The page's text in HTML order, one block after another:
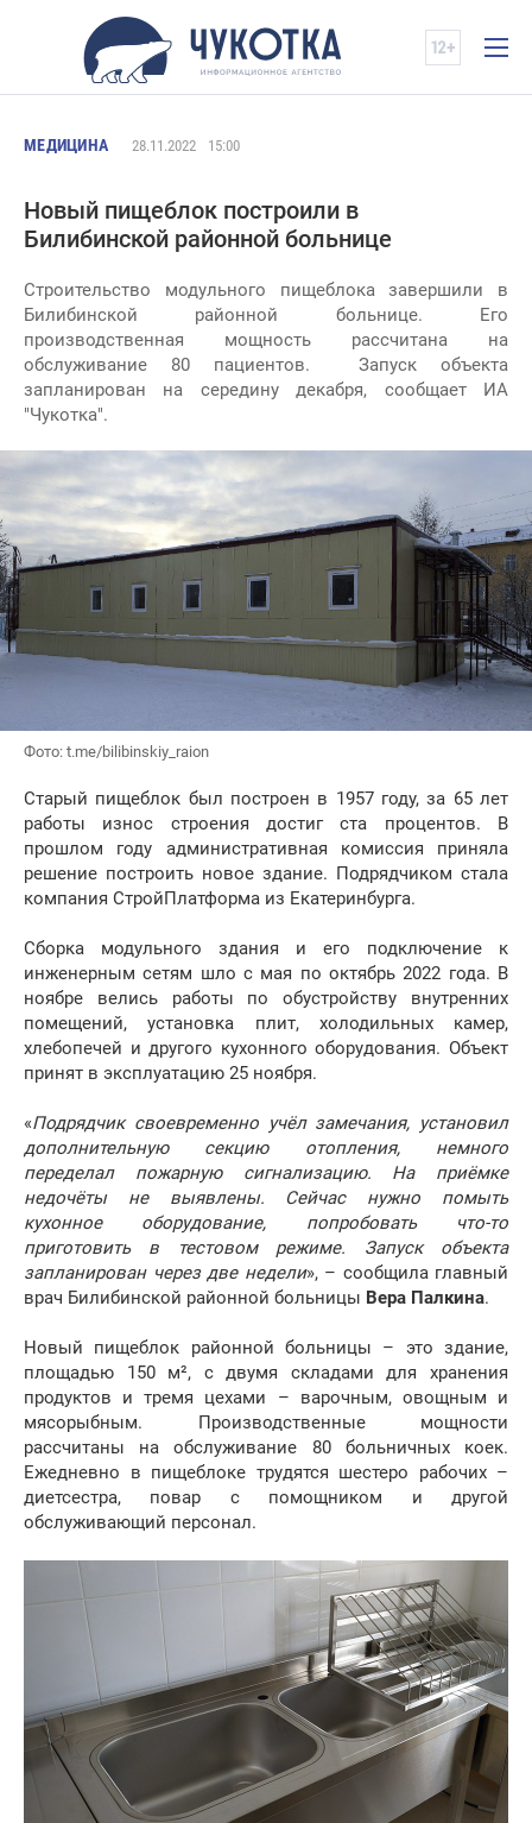
МЕДИЦИНА 28.11.2022 15:00
Новый пищеблок построили в
Билибинской районной больнице
Строительство модульного пищеблока завершили в
Билибинской районной больнице. Его
производственная мощность рассчитана на
обслуживание 80 пациентов. Запуск объекта
запланирован на середину декабря, сообщает ИА
"Чукотка".
Фото: t.me/bilibinskiy_raion
Старый пищеблок был построен в 1957 году, за 65 лет
работы износ строения достиг ста процентов. В
прошлом году административная комиссия приняла
решение построить новое здание. Подрядчиком стала
компания СтройПлатформа из Екатеринбурга.
Сборка модульного здания и его подключение к
инженерным сетям шло с мая по октябрь 2022 года. В
ноябре велись работы по обустройству внутренних
помещений, установка плит, холодильных камер,
хлебопечей и другого кухонного оборудования. Объект
принят в эксплуатацию 25 ноября.
«Подрядчик своевременно учёл замечания, установил
дополнительную секцию отопления, немного
переделал пожарную сигнализацию. На приёмке
недочёты не выявлены. Сейчас нужно помыть
кухонное оборудование, попробовать что-то
приготовить в тестовом режиме. Запуск объекта
запланирован через две недели», – сообщила главный
врач Билибинской районной больницы Вера Палкина.
Новый пищеблок районной больницы – это здание,
площадью 150 м², с двумя складами для хранения
продуктов и тремя цехами – варочным, овощным и
мясорыбным. Производственные мощности
рассчитаны на обслуживание 80 больничных коек.
Ежедневно в пищеблоке трудятся шестеро рабочих –
диетсестра, повар с помощником и другой
обслуживающий персонал.